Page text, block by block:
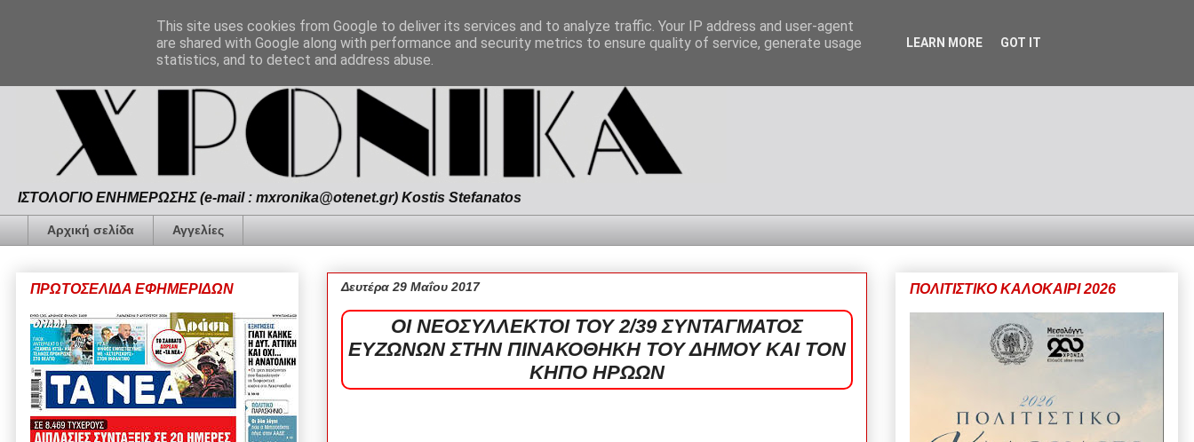
ΙΣΤΟΛΟΓΙΟ ΕΝΗΜΕΡΩΣΗΣ (e-mail : mxronika@otenet.gr) Kostis Stefanatos
Αρχική σελίδα Αγγελίες
Δευτέρα 29 Μαΐου 2017
ΟΙ ΝΕΟΣΥΛΛΕΚΤΟΙ ΤΟΥ 2/39 ΣΥΝΤΑΓΜΑΤΟΣ
ΕΥΖΩΝΩΝ ΣΤΗΝ ΠΙΝΑΚΟΘΗΚΗ ΤΟΥ ΔΗΜΟΥ ΚΑΙ ΤΟΝ
ΚΗΠΟ ΗΡΩΩΝ
ΠΡΩΤΟΣΕΛΙΔΑ ΕΦΗΜΕΡΙΔΩΝ ΠΟΛΙΤΙΣΤΙΚΟ ΚΑΛΟΚΑΙΡΙ 2026
This site uses cookies from Google to deliver its services and to analyze traffic. Your IP address and user-agent
are shared with Google along with performance and security metrics to ensure quality of service, generate usage
statistics, and to detect and address abuse.
LEARN MORE GOT IT